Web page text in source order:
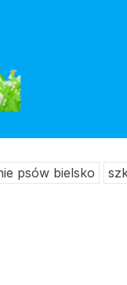
psów bielsko